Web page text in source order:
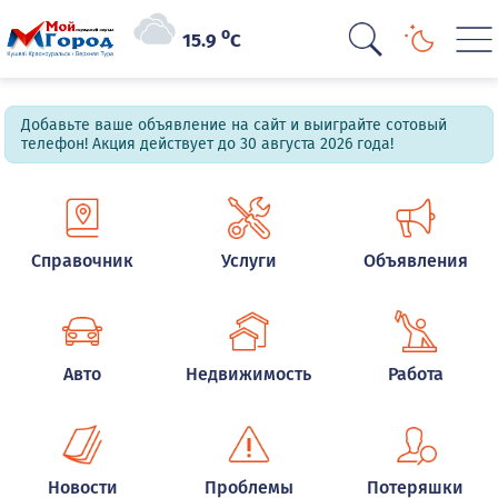
15.9oC
Добавьте ваше объявление на сайт и выиграйте сотовый
телефон! Акция действует до 30 августа 2026 года!
Справочник Услуги Объявления
Авто Недвижимость Работа
Новости Проблемы Потеряшки